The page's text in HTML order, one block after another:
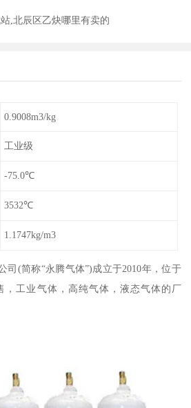
,北辰区乙炔哪里有卖的
0.9008m3/kg
工业级
-75.0℃
3532℃
1.1747kg/m3
司(简称“永腾气体”)成立于2010年，位于
，工业气体，高纯气体，液态气体的厂